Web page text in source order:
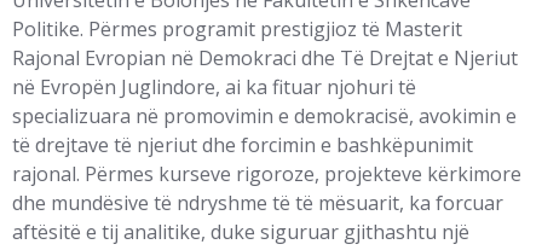
Politike. Përmes programit prestigjioz të Masterit
Rajonal Evropian në Demokraci dhe Të Drejtat e Njeriut
në Evropën Juglindore, ai ka fituar njohuri të
specializuara në promovimin e demokracisë, avokimin e
të drejtave të njeriut dhe forcimin e bashkëpunimit
rajonal. Përmes kurseve rigoroze, projekteve kërkimore
dhe mundësive të ndryshme të të mësuarit, ka forcuar
aftësitë e tij analitike, duke siguruar gjithashtu një